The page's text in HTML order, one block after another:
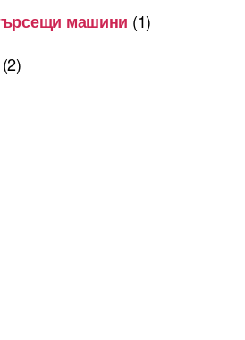
машини (1)
(2)